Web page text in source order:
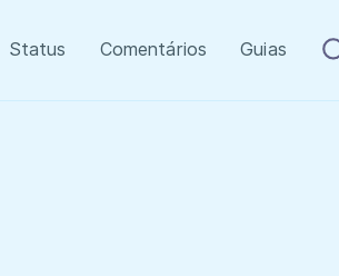
Status Comentários Guias